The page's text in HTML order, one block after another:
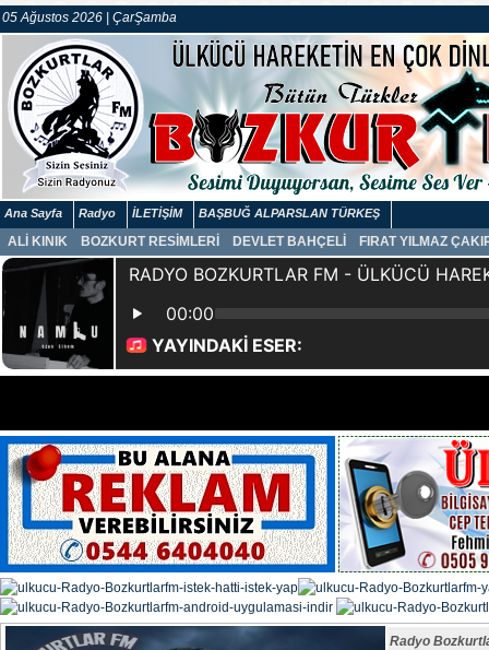
05 Ağustos 2026 | ÇarŞamba
Ana Sayfa Radyo İLETİŞİM BAŞBUĞ ALPARSLAN TÜRKEŞ
ALİ KINIK BOZKURT RESİMLERİ DEVLET BAHÇELİ FIRAT YILMAZ
Radyo